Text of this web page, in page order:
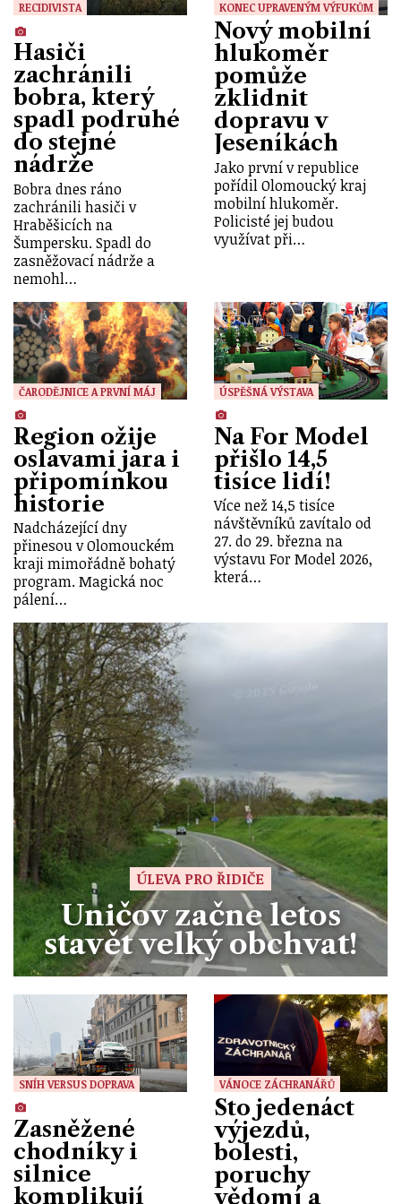
RECIDIVISTA
Hasiči
zachránili
bobra, který
spadl podruhé
do stejné
nádrže
Bobra dnes ráno
zachránili hasiči v
Hraběšicích na
Šumpersku. Spadl do
zasněžovací nádrže a
nemohl…
KONEC UPRAVENÝM VÝFUKŮM
Nový mobilní
hlukoměr
pomůže
zklidnit
dopravu v
Jeseníkách
Jako první v republice
pořídil Olomoucký kraj
mobilní hlukoměr.
Policisté jej budou
využívat při…
ČARODĚJNICE A PRVNÍ MÁJ
Region ožije
oslavami jara i
připomínkou
historie
Nadcházející dny
přinesou v Olomouckém
kraji mimořádně bohatý
program. Magická noc
pálení…
ÚSPĚŠNÁ VÝSTAVA
Na For Model
přišlo 14,5
tisíce lidí!
Více než 14,5 tisíce
návštěvníků zavítalo od
27. do 29. března na
výstavu For Model 2026,
která…
ÚLEVA PRO ŘIDIČE
Uničov začne letos
stavět velký obchvat!
SNÍH VERSUS DOPRAVA
Zasněžené
chodníky i
silnice
komplikují
VÁNOCE ZÁCHRANÁŘŮ
Sto jedenáct
výjezdů,
bolesti,
poruchy
vědomí a